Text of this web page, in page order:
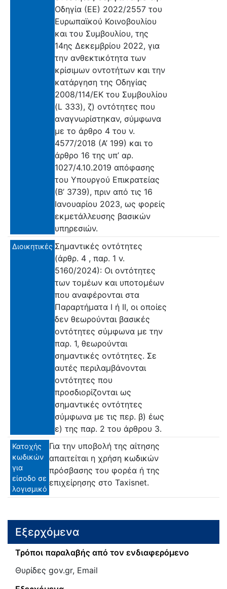
Οδηγία (ΕΕ) 2022/2557 του
Ευρωπαϊκού Κοινοβουλίου
και του Συμβουλίου, της
14ης Δεκεμβρίου 2022, για
την ανθεκτικότητα των
κρίσιμων οντοτήτων και την
κατάργηση της Οδηγίας
2008/114/ΕΚ του Συμβουλίου
(L 333), ζ) οντότητες που
αναγνωρίστηκαν, σύμφωνα
με το άρθρο 4 του ν.
4577/2018 (Α’ 199) και το
άρθρο 16 της υπ’ αρ.
1027/4.10.2019 απόφασης
του Υπουργού Επικρατείας
(Β’ 3739), πριν από τις 16
Ιανουαρίου 2023, ως φορείς
εκμετάλλευσης βασικών
υπηρεσιών.
Διοικητικές Σημαντικές οντότητες
(άρθρ. 4 , παρ. 1 ν.
5160/2024): Οι οντότητες
των τομέων και υποτομέων
που αναφέρονται στα
Παραρτήματα Ι ή ΙΙ, οι οποίες
δεν θεωρούνται βασικές
οντότητες σύμφωνα με την
παρ. 1, θεωρούνται
σημαντικές οντότητες. Σε
αυτές περιλαμβάνονται
οντότητες που
προσδιορίζονται ως
σημαντικές οντότητες
σύμφωνα με τις περ. β) έως
ε) της παρ. 2 του άρθρου 3.
Κατοχής
κωδικών
για
είσοδο σε
λογισμικό
Για την υποβολή της αίτησης
απαιτείται η χρήση κωδικών
πρόσβασης του φορέα ή της
επιχείρησης στο Taxisnet.
Εξερχόμενα
Τρόποι παραλαβής από τον ενδιαφερόμενο
Θυρίδες gov.gr, Email